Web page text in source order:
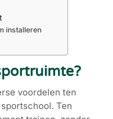
installeren
voordelen ten
Ten